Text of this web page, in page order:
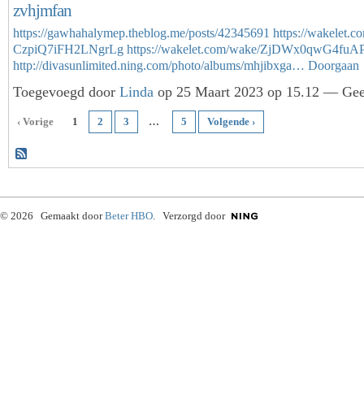
zvhjmfan
https://gawhahalymep.theblog.me/posts/42345691 https://
CzpiQ7iFH2LNgrLg https://wakelet.com/wake/
http://divasunlimited.ning.com/photo/albums/mhjibxga… Doorgaan
Toegevoegd door Linda op 25 Maart 2023 op 15.12 —
‹ Vorige 1 2 3 … 5 Volgende ›
© 2026 Gemaakt doorBeter HBO. Verzorgd door